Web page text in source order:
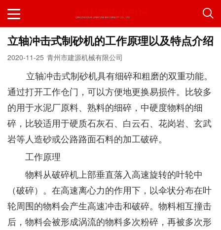
立轴冲击式制砂机的工作原理以及特点介绍
2020-11-25 青州市建源机械有限公司
立轴冲击式制砂机具有细碎和粗磨的双重功能。
通过打开工作仓门，可以方便地更换易损件。比较多
的用于水泥厂原料、熟料的细碎，中硬度物料的细
碎，比较适用于硬质石灰石、白云石、花岗岩、玄武
岩等人造砂或公路路面石料的加工破碎。
工作原理
物料从破碎机上部垂直落入高速旋转的叶轮中
（破碎）。在高速离心力的作用下，以伞状分布在叶
轮周围的物料会产生高速冲击和破碎。物料相互撞击
后，物料会被形成涡流的物料多次粉碎，再被多次形